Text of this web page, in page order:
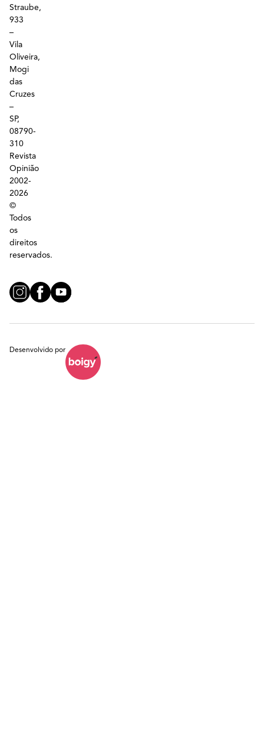
Straube,
933
–
Vila
Oliveira,
Mogi
das
Cruzes
–
SP,
08790-
310
Revista
Opinião
2002-
2026
©
Todos
os
direitos
reservados.
Desenvolvido por